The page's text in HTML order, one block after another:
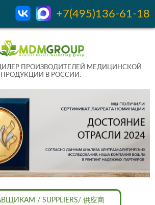
+7(495)136-61-18
ПРОИЗВОДИТЕЛЕЙ МЕДИЦИНСКОЙ
ПРОДУКЦИИ В РОССИИ.
/ SUPPLIERS/ 供应商